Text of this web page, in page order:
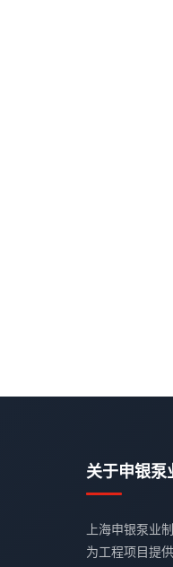
关于申银泵
上海申银泵业
为工程项目提